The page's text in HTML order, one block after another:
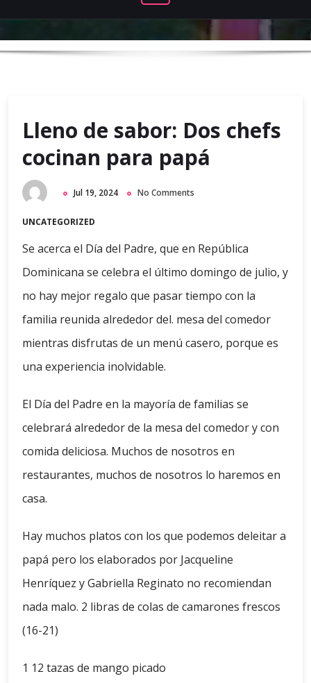
Lleno de sabor: Dos chefs
cocinan para papá
Jul 19, 2024 No Comments
UNCATEGORIZED
Se acerca el Día del Padre, que en República
Dominicana se celebra el último domingo de julio, y
no hay mejor regalo que pasar tiempo con la
familia reunida alrededor del. mesa del comedor
mientras disfrutas de un menú casero, porque es
una experiencia inolvidable.
El Día del Padre en la mayoría de familias se
celebrará alrededor de la mesa del comedor y con
comida deliciosa. Muchos de nosotros en
restaurantes, muchos de nosotros lo haremos en
casa.
Hay muchos platos con los que podemos deleitar a
papá pero los elaborados por Jacqueline
Henríquez y Gabriella Reginato no recomiendan
nada malo. 2 libras de colas de camarones frescos
(16-21)
1 12 tazas de mango picado